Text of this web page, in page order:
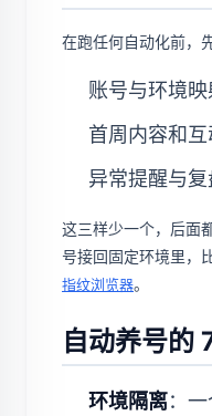
在跑任何自动化前，
账号与环境映
首周内容和互
异常提醒与复
这三样少一个，后面
号接回固定环境里，
指纹浏览器。
自动养号的
环境隔离：